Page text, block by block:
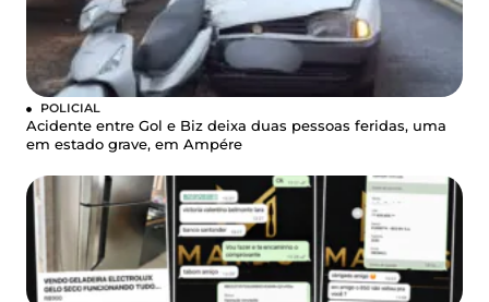
POLICIAL
Acidente entre Gol e Biz deixa duas pessoas feridas, uma
em estado grave, em Ampére